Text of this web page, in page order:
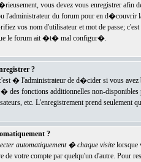
vous devez vous enregistrer
l'administrateur du forum pour en
vos nom d'utilisateur et mot de passe;
le forum ait �t� mal configur�.
?
� l'administrateur de d�cider si vous
des fonctions additionnelles non-
etc. L'enregistrement prend seulement
?
automatiquement � chaque visitelorsque
votre compte par quelqu'un d'autre. Pour